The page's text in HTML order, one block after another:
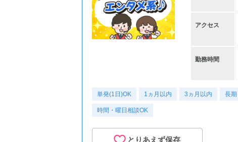
アクセス
勤務時間
単発(1日)OK 1ヵ月以内 3ヵ月以内 長期
時間・曜日相談OK
とりあえず保存